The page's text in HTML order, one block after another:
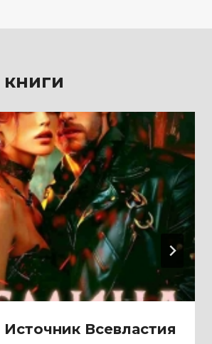
Всевластия